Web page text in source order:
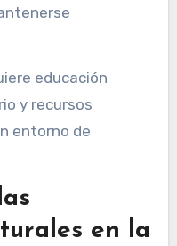
educación
y recursos
entorno de
en la